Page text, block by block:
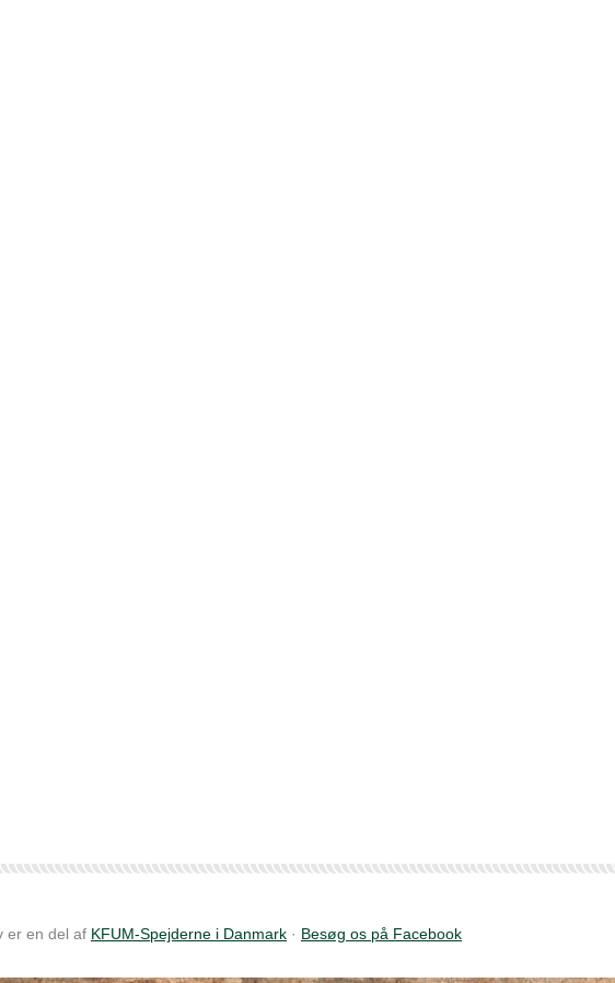
er en del af KFUM-Spejderne i Danmark · Besøg os på Facebook